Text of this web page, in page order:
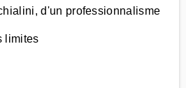
d'un professionnalisme
limites